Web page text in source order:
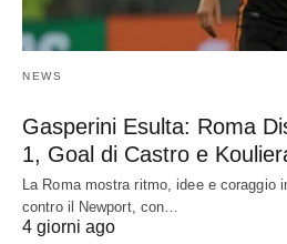
NEWS
Gasperini Esulta: Roma
1, Goal di Castro e
La Roma mostra ritmo, idee e coraggio
contro il Newport, con…
4 giorni ago